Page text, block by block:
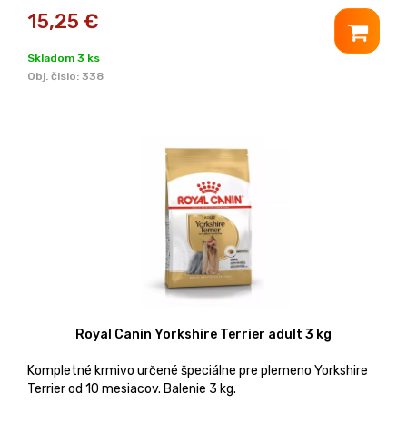
15,25 €
Skladom 3 ks
Obj. čislo: 338
Royal Canin Yorkshire Terrier adult 3 kg
Kompletné krmivo určené špeciálne pre plemeno Yorkshire
Terrier od 10 mesiacov. Balenie 3 kg.